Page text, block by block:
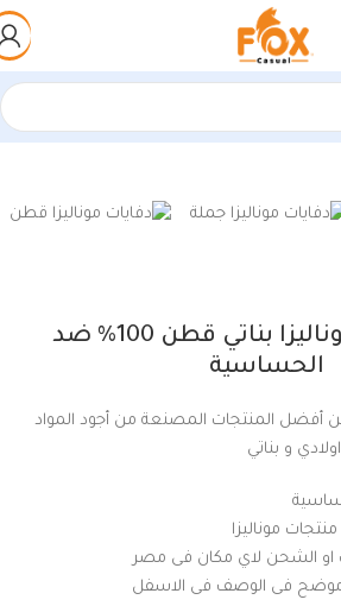
داخلية رجالي
طقم دفاية موناليزا بناتي قطن 100% ضد
الحساسية
أفضل المنتجات المصنعة من أجود المواد
و بناتي
موناليزا
او الشحن لاي مكان فى مصر
فى الوصف فى الاسفل